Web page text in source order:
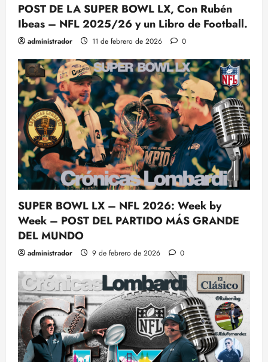
POST DE LA SUPER BOWL LX, Con Rubén
Ibeas – NFL 2025/26 y un Libro de Football.
administrador 11 de febrero de 2026 0
SUPER BOWL LX – NFL 2026: Week by
Week – POST DEL PARTIDO MÁS GRANDE
DEL MUNDO
administrador 9 de febrero de 2026 0